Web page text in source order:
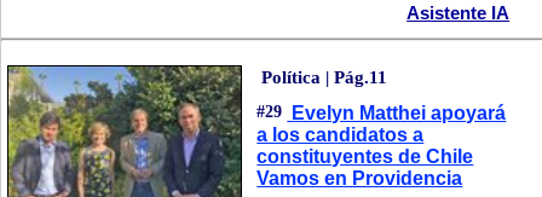
Asistente IA
Política | Pág.11
#29
Evelyn Matthei apoyará
a los candidatos a
constituyentes de Chile
Vamos en Providencia